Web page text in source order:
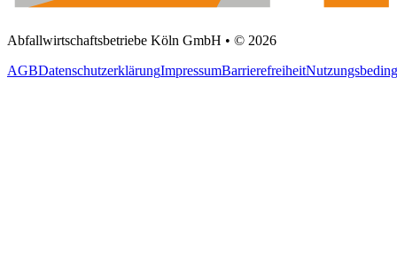
Abfallwirtschaftsbetriebe Köln GmbH • © 2026
AGBDatenschutzerklärungImpressumBarrierefreiheit